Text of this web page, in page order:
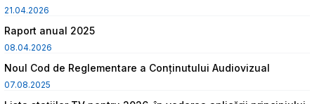
21.04.2026
Raport anual 2025
08.04.2026
Noul Cod de Reglementare a Conținutului Audiovizual
07.08.2025